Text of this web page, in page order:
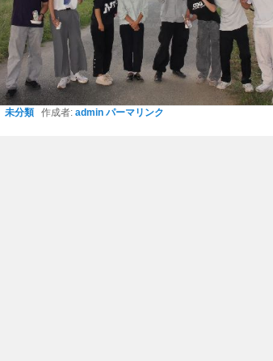
未分類 作成者: admin パーマリンク